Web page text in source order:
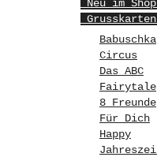
Neu im Shop
Grusskarten
Babuschka
Circus
Das ABC
Fairytale
8 Freunde
Für Dich
Happy